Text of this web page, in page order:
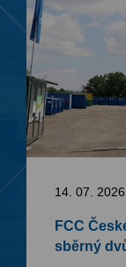
14. 07. 2026
FCC
sběrný